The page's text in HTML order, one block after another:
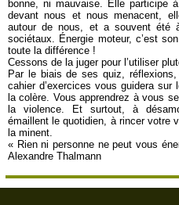
bonne, ni mauvaise. Elle participe
devant nous et nous menacent,
autour de nous, et a souvent été
sociétaux. Énergie moteur, c’est
toute la différence !
Cessons de la juger pour l’utiliser
Par le biais de ses quiz,
cahier d’exercices vous guidera
la colère. Vous apprendrez à vous
la violence. Et surtout, à
émaillent le quotidien, à rincer votre
la minent.
« Rien ni personne ne peut vous
Alexandre Thalmann